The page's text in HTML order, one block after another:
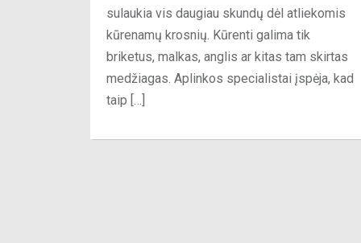
sulaukia vis daugiau skundų dėl atliekomis
kūrenamų krosnių. Kūrenti galima tik
briketus, malkas, anglis ar kitas tam skirtas
medžiagas. Aplinkos specialistai įspėja, kad
taip […]